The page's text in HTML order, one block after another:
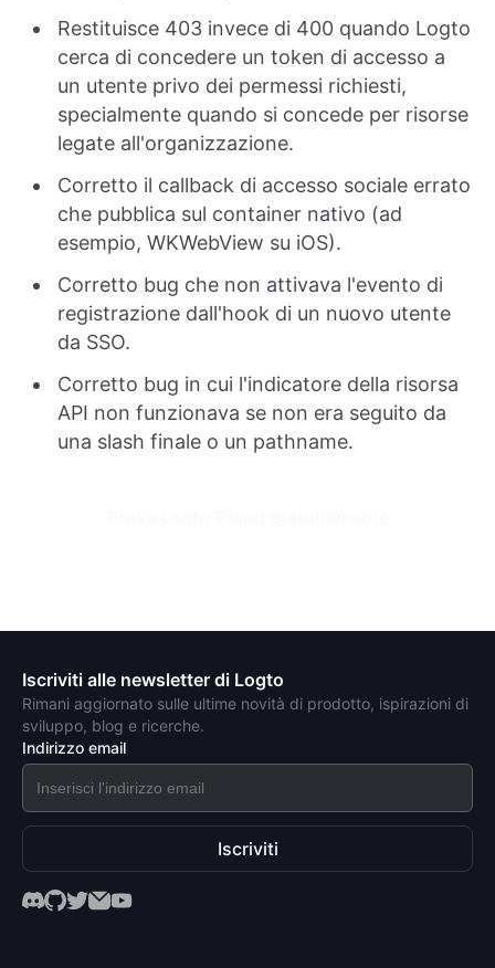
Restituisce 403 invece di 400 quando Logto
cerca di concedere un token di accesso a
un utente privo dei permessi richiesti,
specialmente quando si concede per risorse
legate all'organizzazione.
Corretto il callback di accesso sociale errato
che pubblica sul container nativo (ad
esempio, WKWebView su iOS).
Corretto bug che non attivava l'evento di
registrazione dall'hook di un nuovo utente
da SSO.
Corretto bug in cui l'indicatore della risorsa
API non funzionava se non era seguito da
una slash finale o un pathname.
Iscriviti alle newsletter di Logto
Rimani aggiornato sulle ultime novità di prodotto, ispirazioni di
sviluppo, blog e ricerche.
Indirizzo email
Iscriviti